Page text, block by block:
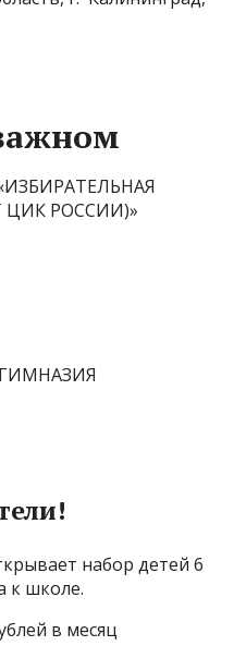
набор детей 6
к школе.
в месяц